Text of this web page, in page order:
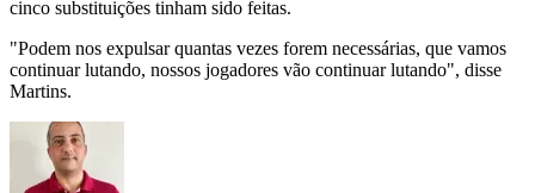
cinco substituições tinham sido feitas.
"Podem nos expulsar quantas vezes forem necessárias, que vamos
continuar lutando, nossos jogadores vão continuar lutando", disse
Martins.